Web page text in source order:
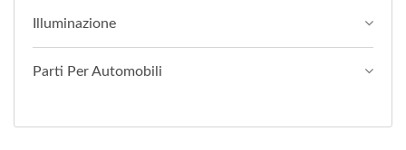
Illuminazione
Parti Per Automobili